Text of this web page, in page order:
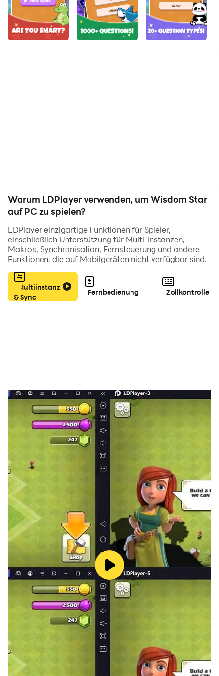
Laden Sie Wisdom Star jetzt herunter und führen Sie es
auf Ihrem Computer aus und genießen Sie den großen
Bildschirm und die hohe Bildqualität für die PC-Version!
Warum LDPlayer verwenden, um Wisdom Star
auf PC zu spielen?
LDPlayer einzigartige Funktionen für Spieler,
einschließlich Unterstützung für Multi-Instanzen,
Makros, Synchronisation, Fernsteuerung und andere
Funktionen, die auf Mobilgeräten nicht verfügbar sind.
Multiinstanz
& Sync
Fernbedienung Zollkontrolle